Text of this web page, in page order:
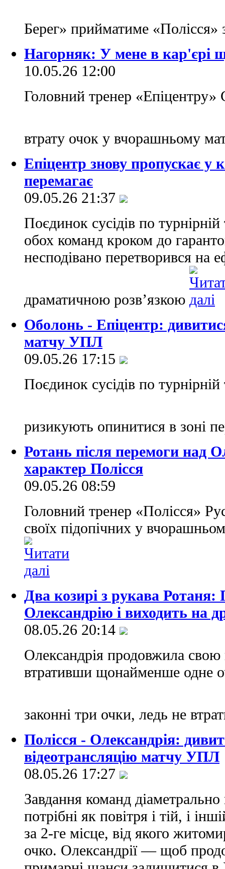
Берег» прийматиме
Нагорняк: У мене в кар'єрі
10.05.26 12:00
Головний тренер
втрату очок у вчорашньому
Епіцентр знову пропускає у
перемагає
09.05.26 21:37
Поєдинок сусідів по
обох команд кроком до
несподівано перетворився на
драматичною розв’язкою
Оболонь - Епіцентр:
матчу УПЛ
09.05.26 17:15
Поєдинок сусідів по
ризикують опинитися в зоні
Ротань після перемоги над
характер Полісся
09.05.26 08:59
Головний тренер «Полісся»
своїх підопічних у
Два козирі з рукава Ротаня:
Олександрію і виходить на
08.05.26 20:14
Олександрія продовжила свою
втративши щонайменше одне
законні три очки, ледь не
Полісся - Олександрія:
вiдеотрансляцію матчу УПЛ
08.05.26 17:27
Завдання команд
потрібні як повітря і тій, і
за 2-ге місце, від якого
очко. Олександрії — щоб